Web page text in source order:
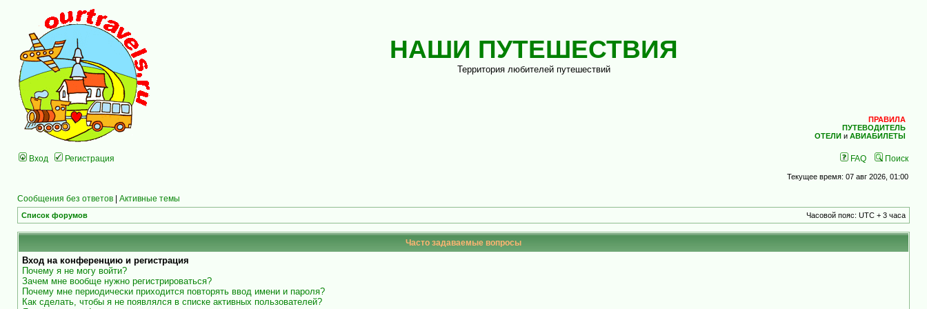
НАШИ ПУТЕШЕСТВИЯ
Территория любителей путешествий
ПРАВИЛА
ПУТЕВОДИТЕЛЬ
ОТЕЛИ и АВИАБИЛЕТЫ
Вход Регистрация FAQ Поиск
Текущее время: 07 авг 2026, 01:00
Сообщения без ответов | Активные темы
Список форумов Часовой пояс: UTC + 3 часа
Часто задаваемые вопросы
Вход на конференцию и регистрация
Почему я не могу войти?
Зачем мне вообще нужно регистрироваться?
Почему мне периодически приходится повторять ввод имени и пароля?
Как сделать, чтобы я не появлялся в списке активных пользователей?